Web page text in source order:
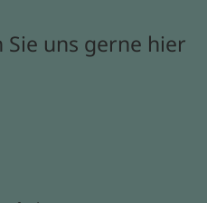
Sie uns gerne hier